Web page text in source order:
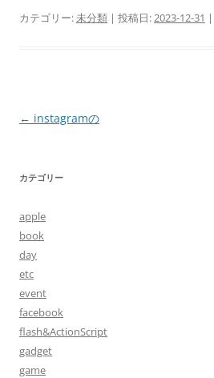
カテゴリー:未分類 | 投稿日:2023-12-31 |
投
ビ
ー
シ
ョ
ン
← instagramの
カテゴリー
apple
book
day
etc
event
facebook
flash&ActionScript
gadget
game